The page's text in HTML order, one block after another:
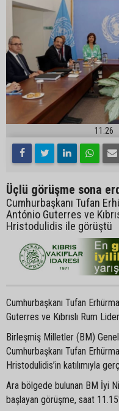
11:26
Üçlü görüşme sona
Cumhurbaşkanı Tufan
António Guterres ve
Hristodulidis ile görüştü
Cumhurbaşkanı Tufan
Guterres ve Kıbrıslı Rum
Birleşmiş Milletler (BM)
Cumhurbaşkanı Tufan
Hristodulidis’in katılımıyla
Ara bölgede bulunan BM İyi
başlayan görüşme, saat